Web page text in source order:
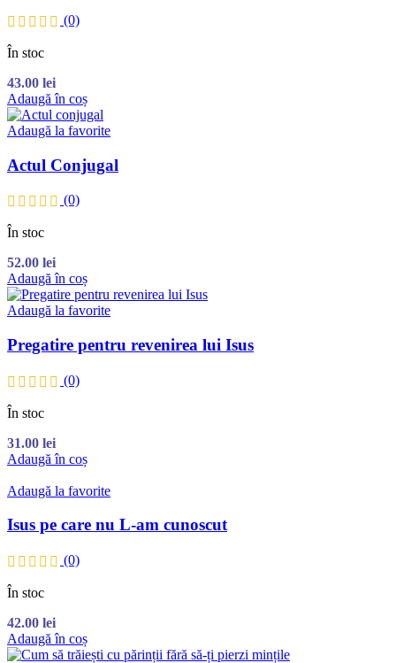
(0)
În stoc
43.00 lei
Adaugă în coș
Adaugă la favorite
Actul Conjugal
(0)
În stoc
52.00 lei
Adaugă în coș
Adaugă la favorite
Pregatire pentru revenirea lui Isus
(0)
În stoc
31.00 lei
Adaugă în coș
Adaugă la favorite
Isus pe care nu L-am cunoscut
(0)
În stoc
42.00 lei
Adaugă în coș